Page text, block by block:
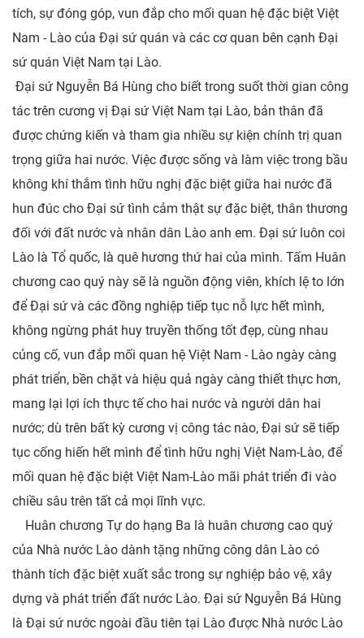
tích, sự đóng góp, vun đắp cho mối quan hệ đặc biệt Việt
Nam - Lào của Đại sứ quán và các cơ quan bên cạnh Đại
sứ quán Việt Nam tại Lào.
Đại sứ Nguyễn Bá Hùng cho biết trong suốt thời gian công
tác trên cương vị Đại sứ Việt Nam tại Lào, bản thân đã
được chứng kiến và tham gia nhiều sự kiện chính trị quan
trọng giữa hai nước. Việc được sống và làm việc trong bầu
không khí thắm tình hữu nghị đặc biệt giữa hai nước đã
hun đúc cho Đại sứ tình cảm thật sự đặc biệt, thân thương
đối với đất nước và nhân dân Lào anh em. Đại sứ luôn coi
Lào là Tổ quốc, là quê hương thứ hai của mình. Tấm Huân
chương cao quý này sẽ là nguồn động viên, khích lệ to lớn
để Đại sứ và các đồng nghiệp tiếp tục nỗ lực hết mình,
không ngừng phát huy truyền thống tốt đẹp, cùng nhau
củng cố, vun đắp mối quan hệ Việt Nam - Lào ngày càng
phát triển, bền chặt và hiệu quả ngày càng thiết thực hơn,
mang lại lợi ích thực tế cho hai nước và người dân hai
nước; dù trên bất kỳ cương vị công tác nào, Đại sứ sẽ tiếp
tục cống hiến hết mình để tình hữu nghị Việt Nam-Lào, để
mối quan hệ đặc biệt Việt Nam-Lào mãi phát triển đi vào
chiều sâu trên tất cả mọi lĩnh vực.
Huân chương Tự do hạng Ba là huân chương cao quý
của Nhà nước Lào dành tặng những công dân Lào có
thành tích đặc biệt xuất sắc trong sự nghiệp bảo vệ, xây
dựng và phát triển đất nước Lào. Đại sứ Nguyễn Bá Hùng
là Đại sứ nước ngoài đầu tiên tại Lào được Nhà nước Lào